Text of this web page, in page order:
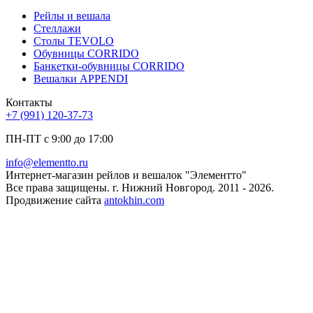
Рейлы и вешала
Стеллажи
Столы TEVOLO
Обувницы CORRIDO
Банкетки-обувницы CORRIDO
Вешалки APPENDI
Контакты
+7 (991) 120-37-73
ПН-ПТ с 9:00 до 17:00
info@elementto.ru
Интернет-магазин рейлов и вешалок "Элементто"
Все права защищены. г. Нижний Новгород. 2011 - 2026.
Продвижение сайта antokhin.com